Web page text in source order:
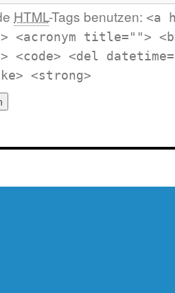
HTML-Tags benutzen: <a
<acronym title="">
<del
<strong>